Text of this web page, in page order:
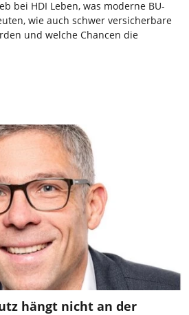
bei HDI Leben, was moderne BU-
wie auch schwer versicherbare
und welche Chancen die
hängt nicht an der